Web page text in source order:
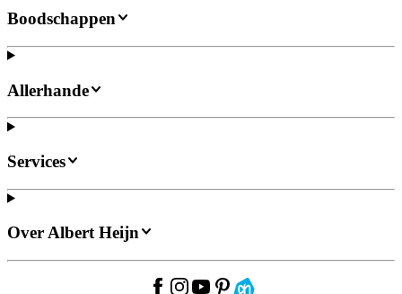
Boodschappen
Allerhande
Services
Over Albert Heijn